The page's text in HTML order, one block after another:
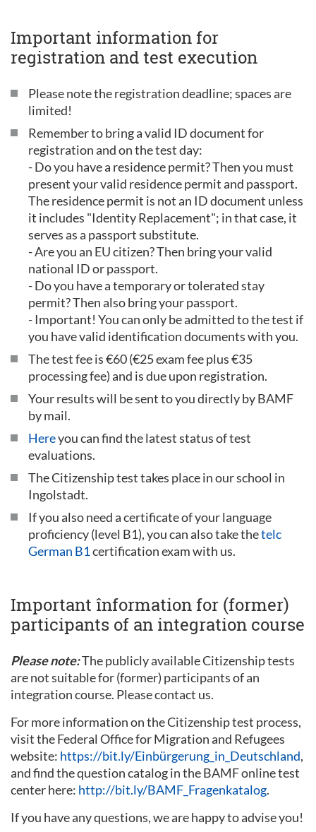
Important information for
registration and test execution
Please note the registration deadline; spaces are
limited!
Remember to bring a valid ID document for
registration and on the test day:
- Do you have a residence permit? Then you must
present your valid residence permit and passport.
The residence permit is not an ID document unless
it includes "Identity Replacement"; in that case, it
serves as a passport substitute.
- Are you an EU citizen? Then bring your valid
national ID or passport.
- Do you have a temporary or tolerated stay
permit? Then also bring your passport.
- Important! You can only be admitted to the test if
you have valid identification documents with you.
The test fee is €60 (€25 exam fee plus €35
processing fee) and is due upon registration.
Your results will be sent to you directly by BAMF
by mail.
Hereyou can find the latest status of test
evaluations.
The Citizenship test takes place in our school in
Ingolstadt.
If you also need a certificate of your language
proficiency (level B1), you can also take thetelc
German B1certification exam with us.
Important înformation for (former)
participants of an integration course
Please note:The publicly available Citizenship tests
are not suitable for (former) participants of an
integration course. Please contact us.
For more information on the Citizenship test process,
visit the Federal Office for Migration and Refugees
website: https://bit.ly/Einbürgerung_in_Deutschland,
and find the question catalog in the BAMF online test
center here: http://bit.ly/BAMF_Fragenkatalog.
If you have any questions, we are happy to advise you!